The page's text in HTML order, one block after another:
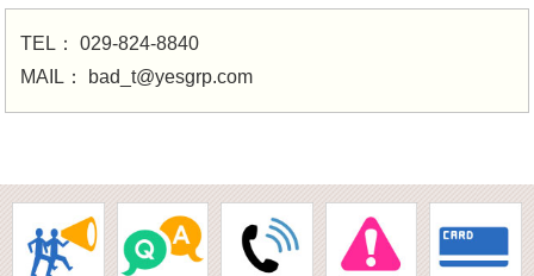
TEL： 029-824-8840
MAIL：
bad_t@yesgrp.com